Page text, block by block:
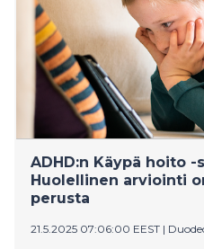
ADHD:n Käypä hoito
Huolellinen arviointi
perusta
21.5.2025 07:06:00 EEST |